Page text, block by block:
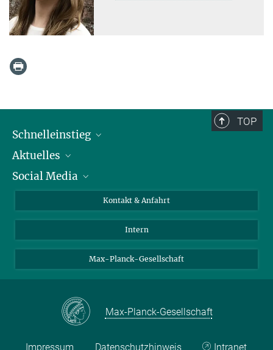
TOP
Schnelleinstieg
Personen
Pressebereich
Aktuelles
Stellenangebote
Social Media
LinkedIn
Kontakt & Anfahrt
Intern
Max-Planck-Gesellschaft
Max-Planck-Gesellschaft
Impressum Datenschutzhinweis Intranet